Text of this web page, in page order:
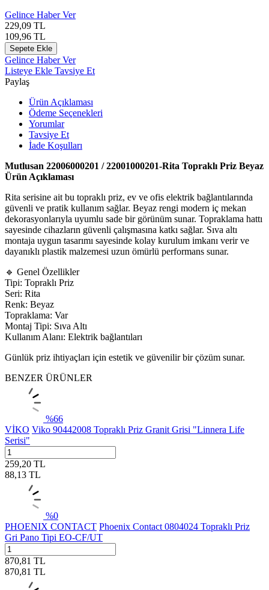
Gelince Haber Ver
229,09 TL
109,96 TL
Sepete Ekle
Gelince Haber Ver
Listeye Ekle Tavsiye Et
Paylaş
Ürün Açıklaması
Ödeme Seçenekleri
Yorumlar
Tavsiye Et
İade Koşulları
Mutlusan 22006000201 / 22001000201‑Rita Topraklı Priz Beyaz
Ürün Açıklaması
Rita serisine ait bu topraklı priz, ev ve ofis elektrik bağlantılarında
güvenli ve pratik kullanım sağlar. Beyaz rengi modern iç mekan
dekorasyonlarıyla uyumlu sade bir görünüm sunar. Topraklama hattı
sayesinde cihazların güvenli çalışmasına katkı sağlar. Sıva altı
montaja uygun tasarımı sayesinde kolay kurulum imkanı verir ve
dayanıklı plastik malzemesi uzun ömürlü performans sunar.
🔹 Genel Özellikler
Tipi: Topraklı Priz
Seri: Rita
Renk: Beyaz
Topraklama: Var
Montaj Tipi: Sıva Altı
Kullanım Alanı: Elektrik bağlantıları
Günlük priz ihtiyaçları için estetik ve güvenilir bir çözüm sunar.
BENZER ÜRÜNLER
%66
VİKO Viko 90442008 Topraklı Priz Granit Grisi "Linnera Life
Serisi"
259,20 TL
88,13 TL
%0
PHOENIX CONTACT Phoenix Contact 0804024 Topraklı Priz
Gri Pano Tipi EO-CF/UT
870,81 TL
870,81 TL